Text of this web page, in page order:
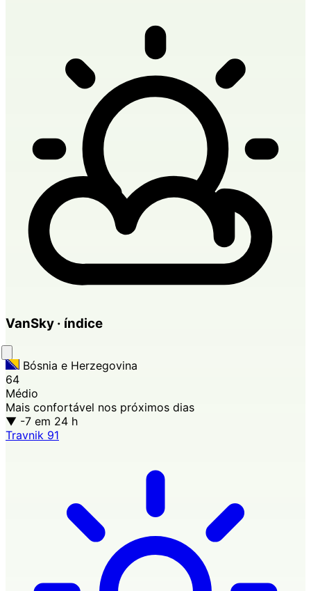
VanSky · índice
Bósnia e Herzegovina
64
Médio
Mais confortável nos próximos dias
▼ -7 em 24 h
Travnik 91